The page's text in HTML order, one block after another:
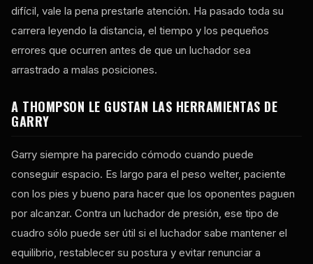
difícil, vale la pena prestarle atención. Ha pasado toda su
carrera leyendo la distancia, el tiempo y los pequeños
errores que ocurren antes de que un luchador sea
arrastrado a malas posiciones.
A THOMPSON LE GUSTAN LAS HERRAMIENTAS DE
GARRY
Garry siempre ha parecido cómodo cuando puede
conseguir espacio. Es largo para el peso welter, paciente
con los pies y bueno para hacer que los oponentes paguen
por alcanzar. Contra un luchador de presión, ese tipo de
cuadro sólo puede ser útil si el luchador sabe mantener el
equilibrio, restablecer su postura y evitar renunciar a